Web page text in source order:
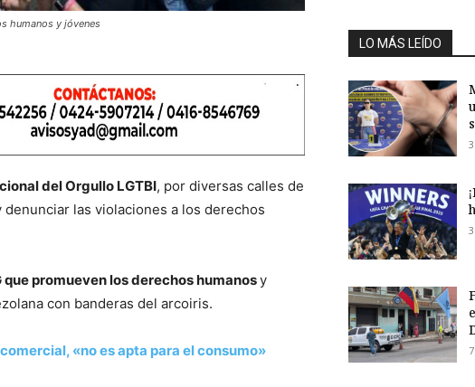
humanos y jóvenes
del Orgullo LGTBI, por diversas calles de
las violaciones a los derechos
promueven los derechos humanosy
con banderas del arcoiris.
«no es apta para el consumo»
LO MÁS LEÍDO